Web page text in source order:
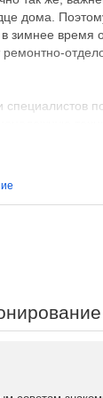
дома.
зимнее время
специалистов